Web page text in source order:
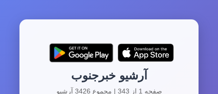
آرشیو خبرجنوب
صفحه 1 از 343 | مجموع 3426 آرشیو